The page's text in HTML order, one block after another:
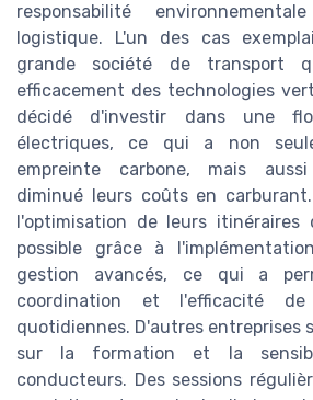
responsabilité
logistique. L'un des cas
grande société de transport
efficacement des technologies
décidé d'investir dans une
électriques, ce qui a non
empreinte carbone, mais aussi
diminué leurs coûts en
l'optimisation de leurs
possible grâce à
gestion avancés, ce qui a
coordination et l'efficacité de
quotidiennes. D'autres entreprises
sur la formation et la
conducteurs. Des sessions